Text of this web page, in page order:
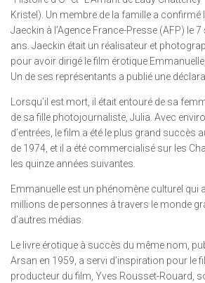
Kristel). Un membre de la famille a confirmé
Jaeckin à l’Agence France-Presse (AFP) le
ans. Jaeckin était un réalisateur et
pour avoir dirigé le film érotique
Un de ses représentants a publié une
Lorsqu’il est mort, il était entouré de sa
de sa fille photojournaliste, Julia. Avec
d’entrées, le film a été le plus grand succès
de 1974, et il a été commercialisé sur les
les quinze années suivantes.
Emmanuelle est un phénomène culturel qui
millions de personnes à travers le monde
d’autres médias.
Le livre érotique à succès du même nom,
Arsan en 1959, a servi d’inspiration pour le
producteur du film, Yves Rousset-Rouard,